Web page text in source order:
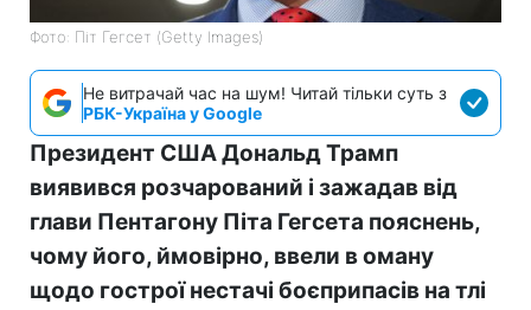
Фото: Піт Гегсет (Getty Images)
Не витрачай час на шум! Читай тільки суть з
РБК-Україна у Google
Президент США Дональд Трамп
виявився розчарований і зажадав від
глави Пентагону Піта Гегсета пояснень,
чому його, ймовірно, ввели в оману
щодо гострої нестачі боєприпасів на тлі